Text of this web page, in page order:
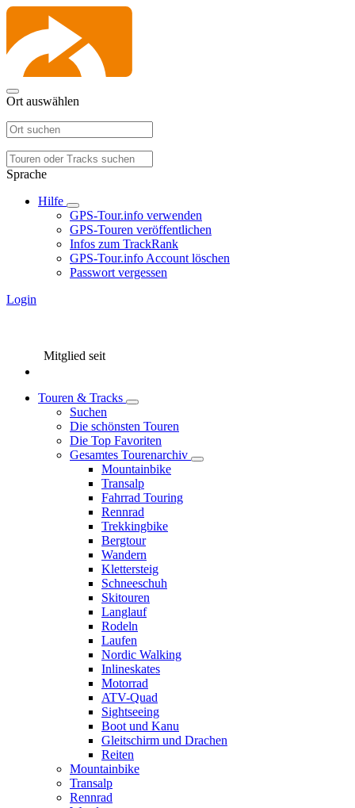
Ort auswählen
Sprache
Hilfe
GPS-Tour.info verwenden
GPS-Touren veröffentlichen
Infos zum TrackRank
GPS-Tour.info Account löschen
Passwort vergessen
Login
Mitglied seit
Touren & Tracks
Suchen
Die schönsten Touren
Die Top Favoriten
Gesamtes Tourenarchiv
Mountainbike
Transalp
Fahrrad Touring
Rennrad
Trekkingbike
Bergtour
Wandern
Klettersteig
Schneeschuh
Skitouren
Langlauf
Rodeln
Laufen
Nordic Walking
Inlineskates
Motorrad
ATV-Quad
Sightseeing
Boot und Kanu
Gleitschirm und Drachen
Reiten
Mountainbike
Transalp
Rennrad